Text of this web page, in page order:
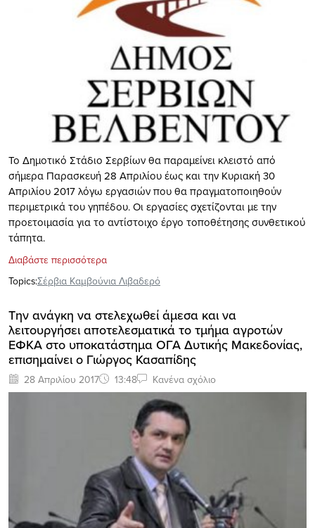
Το Δημοτικό Στάδιο Σερβίων θα παραμείνει κλειστό από
σήμερα Παρασκευή 28 Απριλίου έως και την Κυριακή 30
Απριλίου 2017 λόγω εργασιών που θα πραγματοποιηθούν
περιμετρικά του γηπέδου. Οι εργασίες σχετίζονται με την
προετοιμασία για το αντίστοιχο έργο τοποθέτησης συνθετικού
τάπητα.
Διαβάστε περισσότερα
Topics:Σέρβια Καμβούνια Λιβαδερό
Την ανάγκη να στελεχωθεί άμεσα και να
λειτουργήσει αποτελεσματικά το τμήμα αγροτών
ΕΦΚΑ στο υποκατάστημα ΟΓΑ Δυτικής Μακεδονίας,
επισημαίνει o Γιώργος Κασαπίδης
28 Απριλίου 2017 13:48 Κανένα σχόλιο